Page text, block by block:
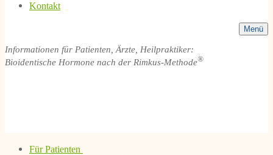
Kontakt
Menü
Informationen für Patienten, Ärzte, Heilpraktiker:
Bioidentische Hormone nach der Rimkus-Methode®
Für Patienten